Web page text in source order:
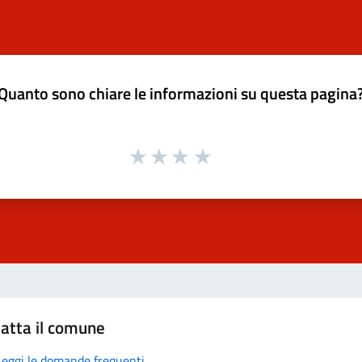
sono chiare le informazioni su questa
il comune